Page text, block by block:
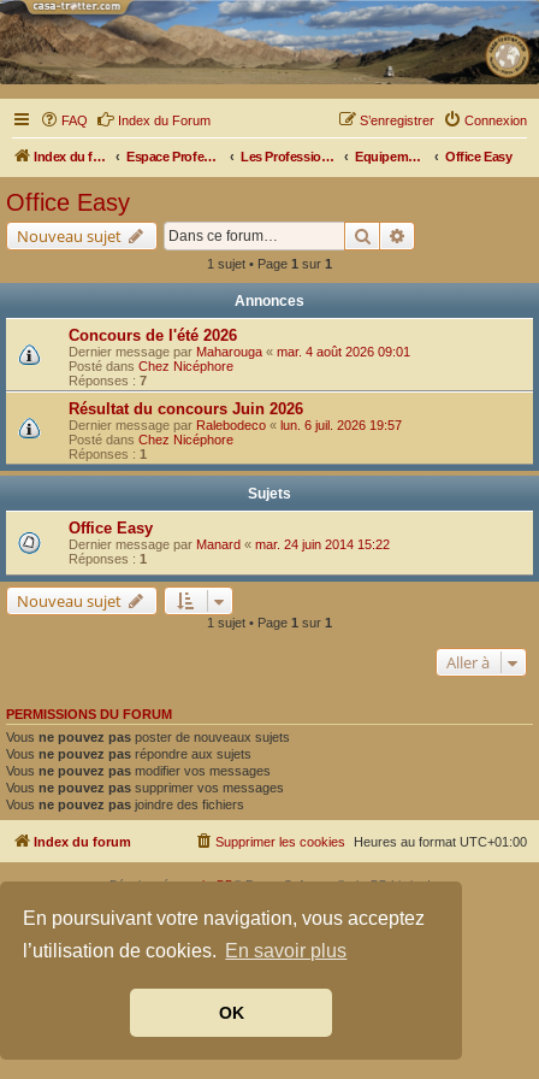
En poursuivant votre navigation, vous acceptez
l’utilisation de cookies. En savoir plus
OK
FAQ Index du Forum Connexion
S’enregistrer
Index du forum Espace Professionnel Les Professionnels nous parlent Equipements et Matériels Office Easy
Office Easy
Nouveau sujet Rechercher
1 sujet • Page 1 sur 1
Annonces
Concours de l'été 2026
Dernier message par Maharouga « mar. 4 août 2026 09:01
Posté dans Chez Nicéphore
Réponses : 7
Résultat du concours Juin 2026
Dernier message par Ralebodeco « lun. 6 juil. 2026 19:57
Posté dans Chez Nicéphore
Réponses : 1
Sujets
Office Easy
Dernier message par Manard « mar. 24 juin 2014 15:22
Réponses : 1
Nouveau sujet
1 sujet • Page 1 sur 1
Aller à
PERMISSIONS DU FORUM
Vous ne pouvez pas poster de nouveaux sujets
Vous ne pouvez pas répondre aux sujets
Vous ne pouvez pas modifier vos messages
Vous ne pouvez pas supprimer vos messages
Vous ne pouvez pas joindre des fichiers
Index du forum Heures au format UTC+01:00
Supprimer les cookies
Développé parphpBB® Forum Software © phpBB Limited
Confidentialité| Conditions